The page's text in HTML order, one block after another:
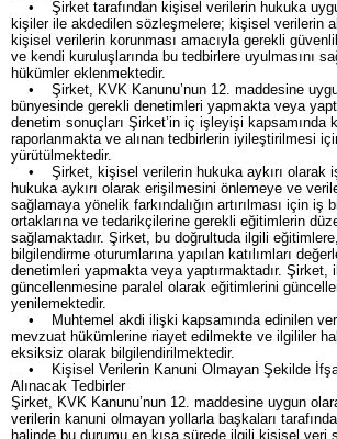
• Şirket tarafından kişisel verilerin hukuka
kişiler ile akdedilen sözleşmelere; kişisel verilerin
kişisel verilerin korunması amacıyla gerekli
ve kendi kuruluşlarında bu tedbirlere uyulmasını
hükümler eklenmektedir.
• Şirket, KVK Kanunu’nun 12. maddesine
bünyesinde gerekli denetimleri yapmakta veya
denetim sonuçları Şirket’in iç işleyişi kapsamında
raporlanmakta ve alınan tedbirlerin iyileştirilmesi
yürütülmektedir.
• Şirket, kişisel verilerin hukuka aykırı olarak
hukuka aykırı olarak erişilmesini önlemeye ve
sağlamaya yönelik farkındalığın artırılması için iş
ortaklarına ve tedarikçilerine gerekli eğitimlerin
sağlamaktadır. Şirket, bu doğrultuda ilgili
bilgilendirme oturumlarına yapılan katılımları
denetimleri yapmakta veya yaptırmaktadır. Şirket,
güncellenmesine paralel olarak eğitimlerini
yenilemektedir.
• Muhtemel akdi ilişki kapsamında edinilen
mevzuat hükümlerine riayet edilmekte ve ilgililer
eksiksiz olarak bilgilendirilmektedir.
• Kişisel Verilerin Kanuni Olmayan Şekilde İfşa
Alınacak Tedbirler
Şirket, KVK Kanunu’nun 12. maddesine uygun
verilerin kanuni olmayan yollarla başkaları
halinde bu durumu en kısa sürede ilgili kişisel veri